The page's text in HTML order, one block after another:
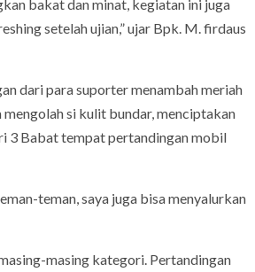
bakat dan minat, kegiatan ini juga
setelah ujian,” ujar Bpk. M. firdaus
dari para suporter menambah meriah
si kulit bundar, menciptakan
3 Babat tempat pertandingan mobil
teman, saya juga bisa menyalurkan
masing kategori. Pertandingan